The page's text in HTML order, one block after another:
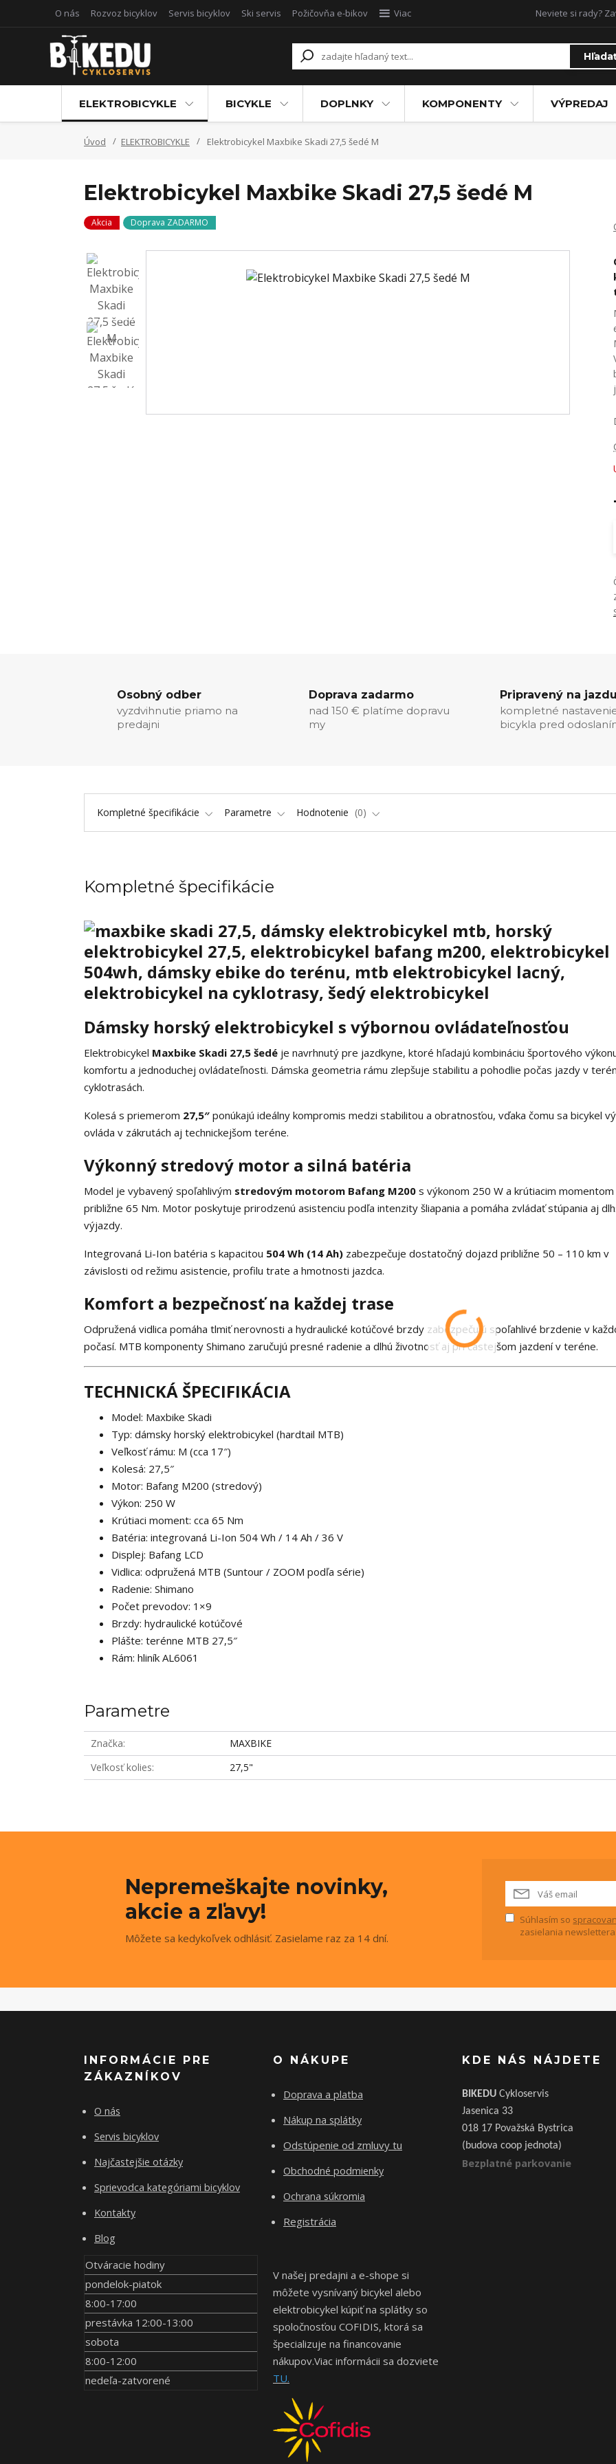
O nás Rozvoz bicyklov Servis bicyklov Ski servis Požičovňa e-bikov Viac Neviete si rady?
ELEKTROBICYKLE BICYKLE DOPLNKY KOMPONENTY VÝPREDAJ
Úvod ELEKTROBICYKLE Elektrobicykel Maxbike Skadi 27,5 šedé M
Elektrobicykel Maxbike Skadi 27,5 šedé M
Akcia Doprava ZADARMO
Osobný odber
vyzdvihnutie priamo na
predajni
Doprava zadarmo
nad 150 € platíme dopravu
my
Pripravený na
kompletné
bicykla pred
Kompletné špecifikácie Parametre Hodnotenie 0
Kompletné špecifikácie
Dámsky horský elektrobicykel s výbornou ovládateľnosťou
Elektrobicykel Maxbike Skadi 27,5 šedé je navrhnutý pre jazdkyne, ktoré hľadajú kombináciu športového
komfortu a jednoduchej ovládateľnosti. Dámska geometria rámu zlepšuje stabilitu a pohodlie počas jazdy v
cyklotrasách.
Kolesá s priemerom 27,5″ ponúkajú ideálny kompromis medzi stabilitou a obratnosťou, vďaka čomu sa bicykel
ovláda v zákrutách aj technickejšom teréne.
Výkonný stredový motor a silná batéria
Model je vybavený spoľahlivým stredovým motorom Bafang M200 s výkonom 250 W a krútiacim momentom
približne 65 Nm. Motor poskytuje prirodzenú asistenciu podľa intenzity šliapania a pomáha zvládať stúpania aj
výjazdy.
Integrovaná Li-Ion batéria s kapacitou 504 Wh (14 Ah) zabezpečuje dostatočný dojazd približne 50 – 110 km v
závislosti od režimu asistencie, profilu trate a hmotnosti jazdca.
Komfort a bezpečnosť na každej trase
Odpružená vidlica pomáha tlmiť nerovnosti a hydraulické kotúčové brzdy zabezpečujú spoľahlivé brzdenie v
počasí. MTB komponenty Shimano zaručujú presné radenie a dlhú životnosť aj pri častejšom jazdení v teréne.
TECHNICKÁ ŠPECIFIKÁCIA
Model: Maxbike Skadi
Typ: dámsky horský elektrobicykel (hardtail MTB)
Veľkosť rámu: M (cca 17″)
Kolesá: 27,5″
Motor: Bafang M200 (stredový)
Výkon: 250 W
Krútiaci moment: cca 65 Nm
Batéria: integrovaná Li-Ion 504 Wh / 14 Ah / 36 V
Displej: Bafang LCD
Vidlica: odpružená MTB (Suntour / ZOOM podľa série)
Radenie: Shimano
Počet prevodov: 1×9
Brzdy: hydraulické kotúčové
Plášte: terénne MTB 27,5″
Rám: hliník AL6061
Parametre
Značka
MAXBIKE
Veľkosť kolies
27,5"
Nepremeškajte novinky,
akcie a zľavy!
Môžete sa kedykoľvek odhlásiť. Zasielame raz za 14 dní.
Súhlasím so
zasielania
INFORMÁCIE PRE
ZÁKAZNÍKOV
O nás
Servis bicyklov
Najčastejšie otázky
Sprievodca kategóriami bicyklov
Kontakty
Blog
Otváracie hodiny
pondelok-piatok
8:00-17:00
prestávka 12:00-13:00
sobota
8:00-12:00
nedeľa-zatvorené
O NÁKUPE
Doprava a platba
Nákup na splátky
Odstúpenie od zmluvy tu
Obchodné podmienky
Ochrana súkromia
Registrácia
V našej predajni a e-shope si
môžete vysnívaný bicykel alebo
elektrobicykel kúpiť na splátky so
spoločnosťou COFIDIS, ktorá sa
špecializuje na financovanie
nákupov.Viac informácii sa dozviete
TU.
KDE NÁS NÁJDETE
BIKEDU Cykloservis
Jasenica 33
018 17 Považská Bystrica
(budova coop jednota)
Bezplatné parkovanie